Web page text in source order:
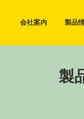
会社案内 製品
製